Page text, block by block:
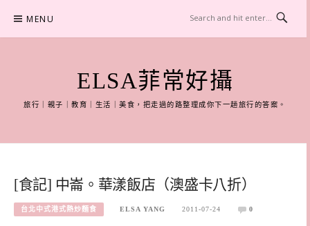
content
MENU
ELSA菲常好攝
旅行｜親子｜教育｜生活｜美食，把走過的路整理成你下一趟旅行的答案。
[食記] 中崙。華漾飯店（澳盛卡八折）
台北中式港式熱炒麵食 ELSA YANG 2011-07-24 0